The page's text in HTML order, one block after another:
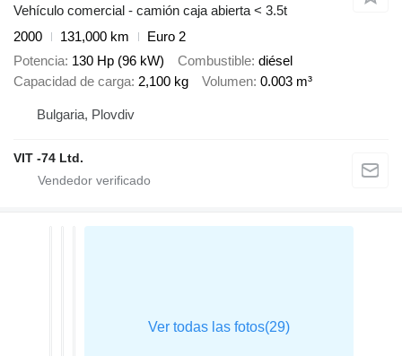
Vehículo comercial - camión caja abierta < 3.5t
2000
131,000 km
Euro 2
Potencia 130 Hp (96 kW) Combustible diésel
Capacidad de carga 2,100 kg Volumen 0.003 m³
Bulgaria, Plovdiv
VIT -74 Ltd.